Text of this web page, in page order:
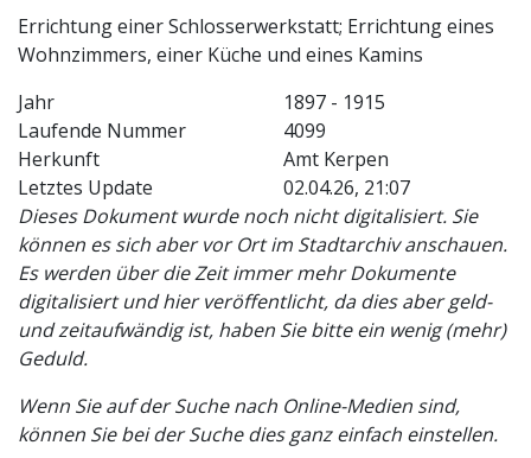
Errichtung einer Schlosserwerkstatt; Errichtung eines
Wohnzimmers, einer Küche und eines Kamins
Jahr
1897 - 1915
Laufende Nummer
4099
Herkunft
Amt Kerpen
Letztes Update
02.04.26, 21:07
Dieses Dokument wurde noch nicht digitalisiert. Sie
können es sich aber vor Ort im Stadtarchiv anschauen.
Es werden über die Zeit immer mehr Dokumente
digitalisiert und hier veröffentlicht, da dies aber geld-
und zeitaufwändig ist, haben Sie bitte ein wenig (mehr)
Geduld.
Wenn Sie auf der Suche nach Online-Medien sind,
können Sie bei der Suche dies ganz einfach einstellen.